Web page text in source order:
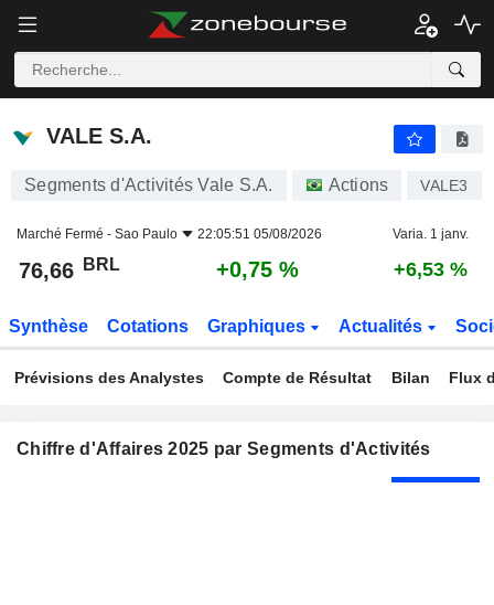
VALE S.A.
VALE S.A.
Segments d'Activités Vale S.A. Actions VALE3
Marché Fermé - Sao Paulo 22:05:51 05/08/2026 Varia. 1 janv.
76,66 BRL +0,75 % +6,53 %
Synthèse Cotations Graphiques Actualités
Prévisions des Analystes Compte de Résultat Bilan Flux
Chiffre d'Affaires 2025 par Segments d'Activités